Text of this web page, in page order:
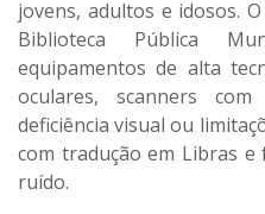
jovens, adultos e idosos.
Biblioteca Pública
equipamentos de alta
oculares, scanners
deficiência visual ou
com tradução em Libras e
ruído.